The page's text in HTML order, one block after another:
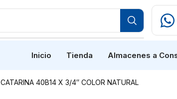
Inicio Tienda Almacenes a
CATARINA 40B14 X 3/4″ COLOR NATURAL